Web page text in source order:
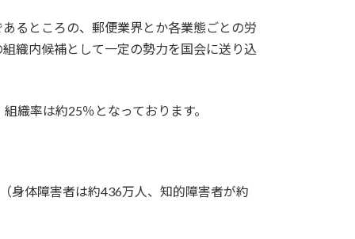
るところの、郵便業界とか各業態ごとの労
織内候補として一定の勢力を国会に送り込
織率は約25％となっております。
身体障害者は約436万人、知的障害者が約